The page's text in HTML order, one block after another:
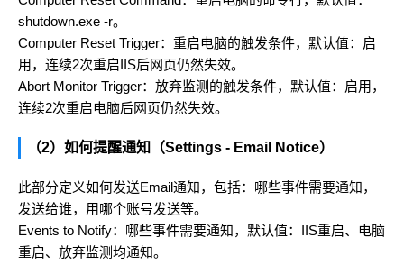
shutdown.exe -r。
Computer Reset Trigger：重启电脑的触发条件，默认值：启
用，连续2次重启IIS后网页仍然失效。
Abort Monitor Trigger：放弃监测的触发条件，默认值：启用，
连续2次重启电脑后网页仍然失效。
（2）如何提醒通知（Settings - Email Notice）
此部分定义如何发送Email通知，包括：哪些事件需要通知，
发送给谁，用哪个账号发送等。
Events to Notify：哪些事件需要通知，默认值：IIS重启、电脑
重启、放弃监测均通知。